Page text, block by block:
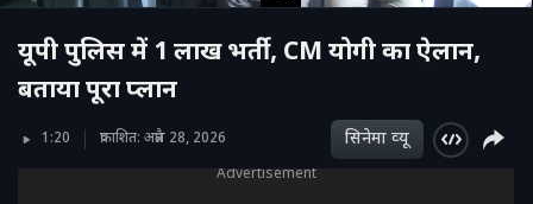
यूपी पुलिस में 1 लाख भर्ती, CM योगी का ऐलान,
बताया पूरा प्लान
1:20 प्रकाशित: अप्रैल 28, 2026 सिनेमा व्‍यू
Advertisement